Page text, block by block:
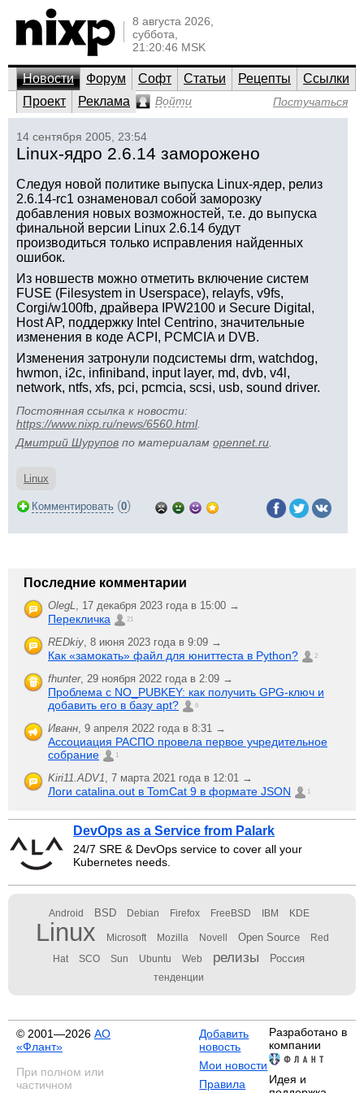
8 августа 2026,
суббота,
21:20:46 MSK
Новости Форум Софт Статьи Рецепты
Ссылки
Проект
Реклама Войти Постучаться
14 сентября 2005, 23:54
Linux-ядро 2.6.14 заморожено
Следуя новой политике выпуска Linux-ядер, релиз
2.6.14-rc1 ознаменовал собой заморозку
добавления новых возможностей, т.е. до выпуска
финальной версии Linux 2.6.14 будут
производиться только исправления найденных
ошибок.
Из новшеств можно отметить включение систем
FUSE (Filesystem in Userspace), relayfs, v9fs,
Corgi/w100fb, драйвера IPW2100 и Secure Digital,
Host AP, поддержку Intel Centrino, значительные
изменения в коде ACPI, PCMCIA и DVB.
Изменения затронули подсистемы drm, watchdog,
hwmon, i2c, infiniband, input layer, md, dvb, v4l,
network, ntfs, xfs, pci, pcmcia, scsi, usb, sound driver.
Постоянная ссылка к новости:
https://www.nixp.ru/news/6560.html.
Дмитрий Шурупов по материалам opennet.ru
Linux
Комментировать (0)
Последние комментарии
OlegL, 17 декабря 2023 года в 15:00 →
Перекличка 21
REDkiy, 8 июня 2023 года в 9:09 →
Как «замокать» файл для юниттеста в Python? 2
fhunter, 29 ноября 2022 года в 2:09 →
Проблема с NO_PUBKEY: как получить GPG-ключ и
добавить его в базу apt?
6
Иванн, 9 апреля 2022 года в 8:31 →
Ассоциация РАСПО провела первое учредительное
собрание
1
Kiri11.ADV1, 7 марта 2021 года в 12:01 →
Логи catalina.out в TomCat 9 в формате JSON 1
DevOps as a Service from Palark
24/7 SRE & DevOps service to cover all your
Kubernetes needs.
Android BSD Debian Firefox FreeBSD IBM KDE
Linux Microsoft Mozilla Novell Open Source Red
Hat SCO Sun Ubuntu Web релизы Россия
тенденции
© 2001—2026 АО
«Флант»
При полном или
частичном
Добавить
новость
Мои новости
Правила
Разработано в
компании
Идея и